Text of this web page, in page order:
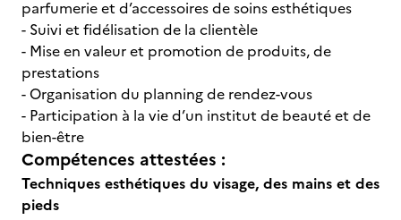
parfumerie et d’accessoires de soins esthétiques
- Suivi et fidélisation de la clientèle
- Mise en valeur et promotion de produits, de
prestations
- Organisation du planning de rendez-vous
- Participation à la vie d’un institut de beauté et de
bien-être
Compétences attestées :
Techniques esthétiques du visage, des mains et des
pieds